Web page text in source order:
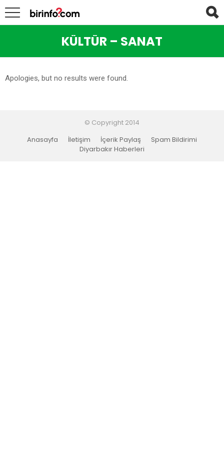
KÜLTÜR – SANAT
Apologies, but no results were found.
© Copyright 2014
Anasayfa
İletişim İçerik Paylaş
Spam Bildirimi
Diyarbakır Haberleri